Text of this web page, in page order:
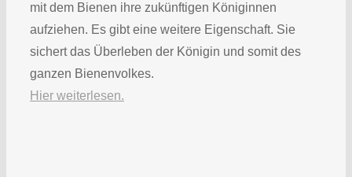
mit dem Bienen ihre zukünftigen Königinnen
aufziehen. Es gibt eine weitere Eigenschaft. Sie
sichert das Überleben der Königin und somit des
ganzen Bienenvolkes.
Hier weiterlesen.